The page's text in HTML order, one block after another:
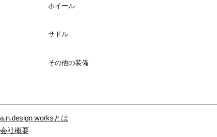
ホイール
サドル
その他の装備
a.n.design worksとは
会社概要